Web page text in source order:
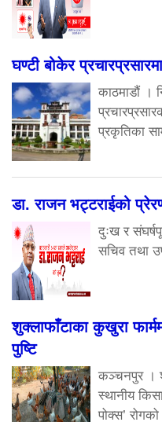
घण्टी बोकेर
काठमाडौं ।
प्रकृतिका
डा. राजन भट्टराईको
दुःख र
सचिव तथा
शुक्लाफाँटाका कुखुरा
पुष्टि
कञ्चनपुर ।
स्थानीय
पोक्स’